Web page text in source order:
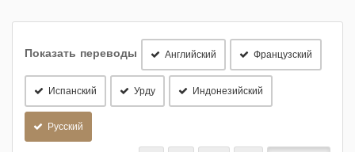
Показать переводы Английский Французский
Испанский Урду Индонезийский
Русский